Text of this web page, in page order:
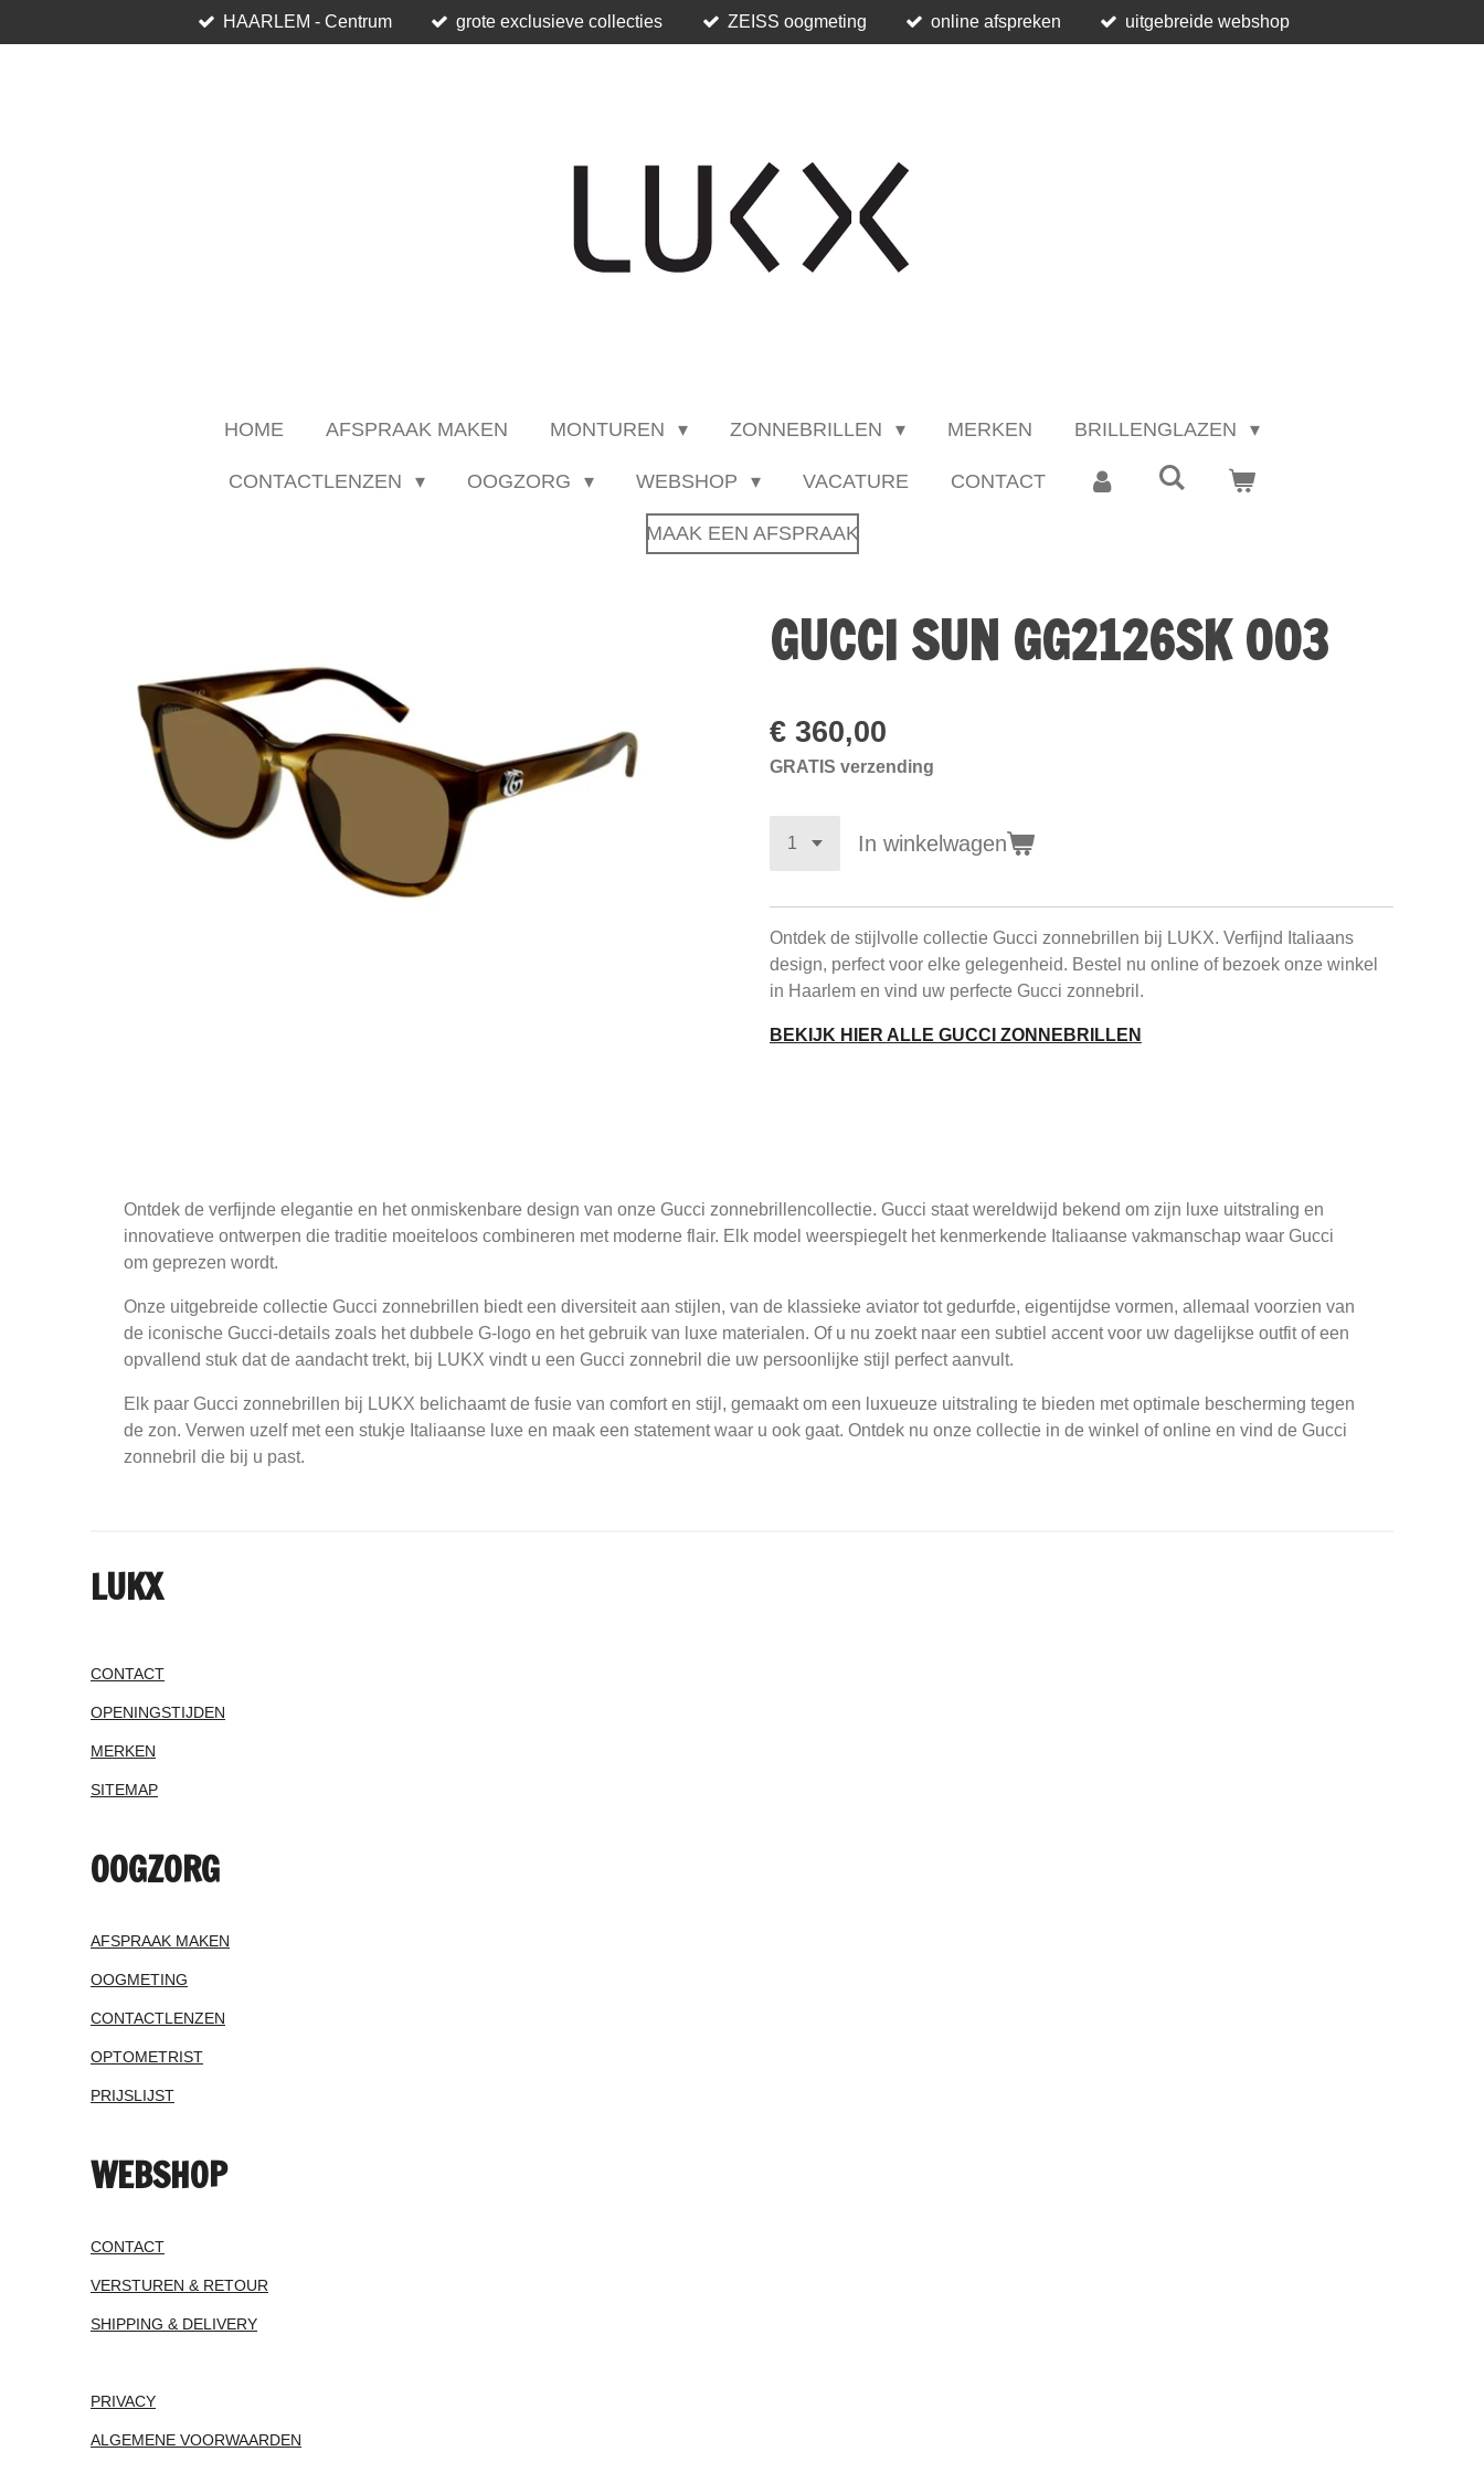
direct
HAARLEM - Centrum grote exclusieve collecties ZEISS oogmeting online afspreken uitgebreide webshop
HOME AFSPRAAK MAKEN MONTUREN ZONNEBRILLEN MERKEN BRILLENGLAZEN
CONTACTLENZEN OOGZORG WEBSHOP VACATURE CONTACT
MAAK EEN AFSPRAAK
GUCCI SUN GG2126SK 003
€ 360,00
GRATIS verzending
In winkelwagen
Ontdek de stijlvolle collectie Gucci zonnebrillen bij LUKX. Verfijnd Italiaans
design, perfect voor elke gelegenheid. Bestel nu online of bezoek onze winkel
in Haarlem en vind uw perfecte Gucci zonnebril.
BEKIJK HIER ALLE GUCCI ZONNEBRILLEN
Ontdek de verfijnde elegantie en het onmiskenbare design van onze Gucci zonnebrillencollectie. Gucci staat wereldwijd bekend om zijn luxe uitstraling en
innovatieve ontwerpen die traditie moeiteloos combineren met moderne flair. Elk model weerspiegelt het kenmerkende Italiaanse vakmanschap waar Gucci
om geprezen wordt.
Onze uitgebreide collectie Gucci zonnebrillen biedt een diversiteit aan stijlen, van de klassieke aviator tot gedurfde, eigentijdse vormen, allemaal voorzien van
de iconische Gucci-details zoals het dubbele G-logo en het gebruik van luxe materialen. Of u nu zoekt naar een subtiel accent voor uw dagelijkse outfit of een
opvallend stuk dat de aandacht trekt, bij LUKX vindt u een Gucci zonnebril die uw persoonlijke stijl perfect aanvult.
Elk paar Gucci zonnebrillen bij LUKX belichaamt de fusie van comfort en stijl, gemaakt om een luxueuze uitstraling te bieden met optimale bescherming tegen
de zon. Verwen uzelf met een stukje Italiaanse luxe en maak een statement waar u ook gaat. Ontdek nu onze collectie in de winkel of online en vind de Gucci
zonnebril die bij u past.
LUKX
CONTACT
OPENINGSTIJDEN
MERKEN
SITEMAP
OOGZORG
AFSPRAAK MAKEN
OOGMETING
CONTACTLENZEN
OPTOMETRIST
PRIJSLIJST
WEBSHOP
CONTACT
VERSTUREN & RETOUR
SHIPPING & DELIVERY
PRIVACY
ALGEMENE VOORWAARDEN